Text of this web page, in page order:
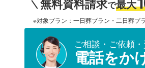
無料資料請求で最大
※対象プラン：一日葬プラン・二日葬プ
ご相談・ご依頼
電話をか